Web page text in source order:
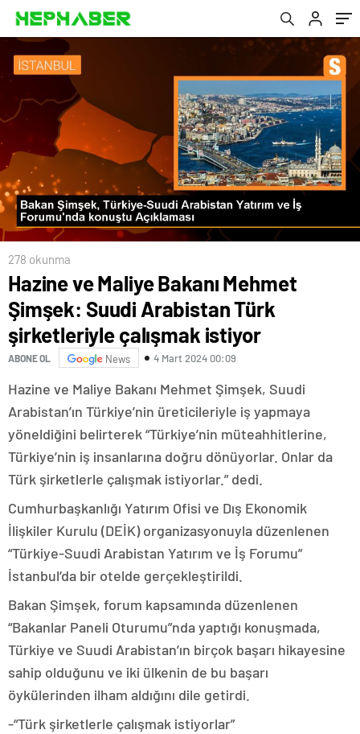
278 okunma
Hazine ve Maliye Bakanı Mehmet
Şimşek: Suudi Arabistan Türk
şirketleriyle çalışmak istiyor
ABONE OL News 4 Mart 2024 00:09
Hazine ve Maliye Bakanı Mehmet Şimşek, Suudi
Arabistan’ın Türkiye’nin üreticileriyle iş yapmaya
yöneldiğini belirterek “Türkiye’nin müteahhitlerine,
Türkiye’nin iş insanlarına doğru dönüyorlar. Onlar da
Türk şirketlerle çalışmak istiyorlar.” dedi.
Cumhurbaşkanlığı Yatırım Ofisi ve Dış Ekonomik
İlişkiler Kurulu (DEİK) organizasyonuyla düzenlenen
“Türkiye-Suudi Arabistan Yatırım ve İş Forumu”
İstanbul’da bir otelde gerçekleştirildi.
Bakan Şimşek, forum kapsamında düzenlenen
“Bakanlar Paneli Oturumu”nda yaptığı konuşmada,
Türkiye ve Suudi Arabistan’ın birçok başarı hikayesine
sahip olduğunu ve iki ülkenin de bu başarı
öykülerinden ilham aldığını dile getirdi.
-“Türk şirketlerle çalışmak istiyorlar”